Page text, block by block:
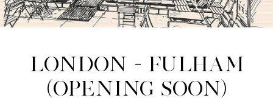
London - Fulham
(Opening Soon)